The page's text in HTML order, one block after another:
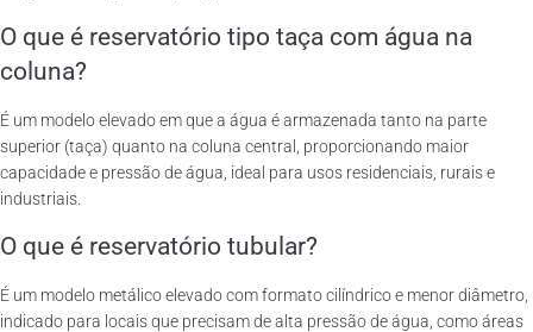
O que é reservatório tipo taça com água na
coluna?
É um modelo elevado em que a água é armazenada tanto na parte
superior (taça) quanto na coluna central, proporcionando maior
capacidade e pressão de água, ideal para usos residenciais, rurais e
industriais.
O que é reservatório tubular?
É um modelo metálico elevado com formato cilíndrico e menor diâmetro,
indicado para locais que precisam de alta pressão de água, como áreas